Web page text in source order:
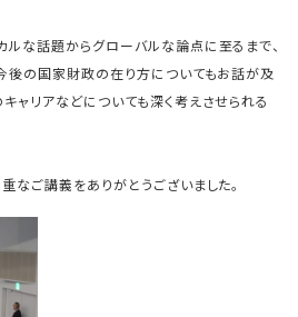
ルな話題からグローバルな論点に至るまで、
後の国家財政の在り方についてもお話が及
ャリアなどについても深く考えさせられる
なご講義をありがとうございました。